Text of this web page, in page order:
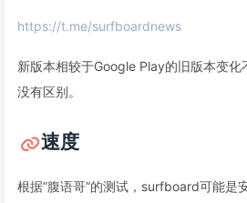
https://t.me/surfboardnews
新版本相较于Google Play的旧版本变化
没有区别。
速度
根据”腹语哥”的测试，surfboard可能是